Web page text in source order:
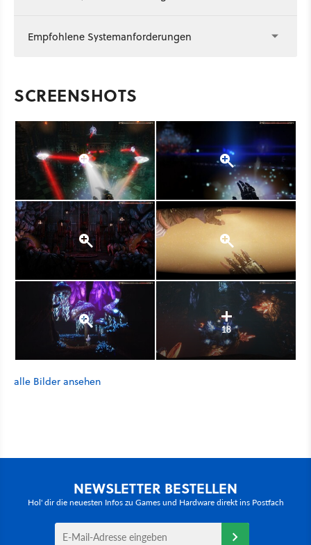
Empfohlene Systemanforderungen
SCREENSHOTS
18
alle Bilder ansehen
NEWSLETTER BESTELLEN
Hol' dir die neuesten Infos zu Games und Hardware direkt ins Postfach